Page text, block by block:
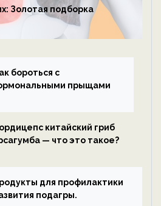
Золотая подборка
бороться с
прыщами
китайский гриб
— что это такое?
для профилактики
подагры.